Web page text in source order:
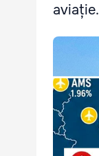
aviație.